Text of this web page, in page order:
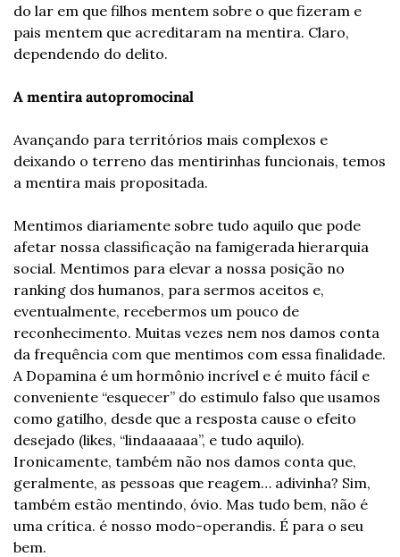
do lar em que filhos mentem sobre o que fizeram e
pais mentem que acreditaram na mentira. Claro,
dependendo do delito.
A mentira autopromocinal
Avançando para territórios mais complexos e
deixando o terreno das mentirinhas funcionais, temos
a mentira mais propositada.
Mentimos diariamente sobre tudo aquilo que pode
afetar nossa classificação na famigerada hierarquia
social. Mentimos para elevar a nossa posição no
ranking dos humanos, para sermos aceitos e,
eventualmente, recebermos um pouco de
reconhecimento. Muitas vezes nem nos damos conta
da frequência com que mentimos com essa finalidade.
A Dopamina é um hormônio incrível e é muito fácil e
conveniente “esquecer” do estimulo falso que usamos
como gatilho, desde que a resposta cause o efeito
desejado (likes, “lindaaaaaa”, e tudo aquilo).
Ironicamente, também não nos damos conta que,
geralmente, as pessoas que reagem… adivinha? Sim,
também estão mentindo, óvio. Mas tudo bem, não é
uma crítica. é nosso modo-operandis. É para o seu
bem.